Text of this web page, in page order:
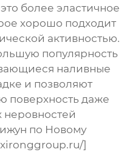
более эластичное
хорошо подходит
активностью.
популярность
наливные
и позволяют
поверхность даже
по Новому
]